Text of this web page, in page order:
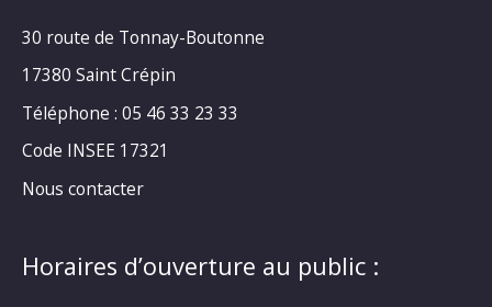
30 route de Tonnay-Boutonne
17380 Saint Crépin
Téléphone : 05 46 33 23 33
Code INSEE 17321
Nous contacter
Horaires d’ouverture au public :